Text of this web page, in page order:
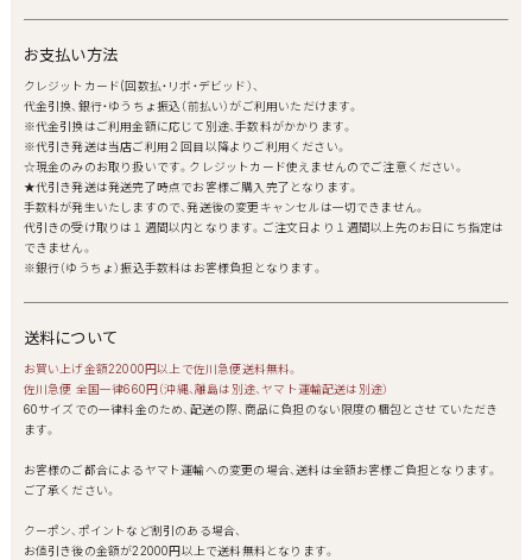
お支払い方法
クレジットカード(回数払・リボ・デビッド）、
代金引換、銀行・ゆうちょ振込（前払い）がご利用いただけます。
※代金引換はご利用金額に応じて別途、手数料がかかります。
※代引き発送は当店ご利用２回目以降よりご利用ください。
☆現金のみのお取り扱いです。クレジットカード使えませんのでご注意ください。
★代引き発送は発送完了時点でお客様ご購入完了となります。
手数料が発生いたしますので、発送後の変更キャンセルは一切できません。
代引きの受け取りは１週間以内となります。ご注文日より１週間以上先のお日にち指定は
できません。
※銀行（ゆうちょ）振込手数料はお客様負担となります。
送料について
お買い上げ金額22000円以上で佐川急便送料無料。
佐川急便 全国一律660円（沖縄、離島は別途、ヤマト運輸配送は別途）
60サイズでの一律料金のため、配送の際、商品に負担のない限度の梱包とさせていただき
ます。
お客様のご都合によるヤマト運輸への変更の場合、送料は全額お客様ご負担となります。
ご了承ください。
クーポン、ポイントなど割引のある場合、
お値引き後の金額が22000円以上で送料無料となります。